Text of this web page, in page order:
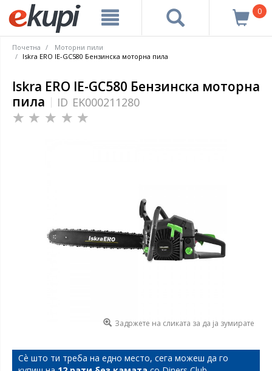
0
Почетна
Моторни пили
Iskra ERO IE-GC580 Бензинска моторна пила
Iskra ERO IE-GC580 Бензинска моторна
пила
ID EK000211280
Задржете на сликата за да ја зумирате
Сѐ што ти треба на едно место, сега можеш да го